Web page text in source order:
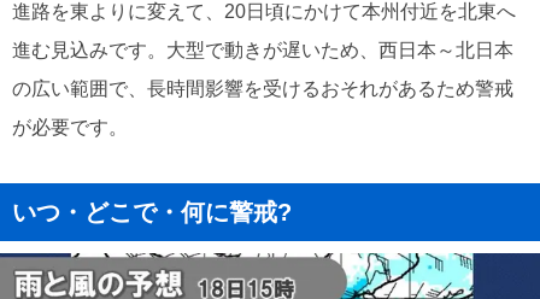
進路を東よりに変えて、20日頃にかけて本州付近を北東へ
進む見込みです。大型で動きが遅いため、西日本～北日本
の広い範囲で、長時間影響を受けるおそれがあるため警戒
が必要です。
いつ・どこで・何に警戒?